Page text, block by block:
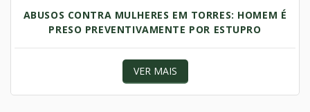
ABUSOS CONTRA MULHERES EM TORRES: HOMEM É
PRESO PREVENTIVAMENTE POR ESTUPRO
VER MAIS